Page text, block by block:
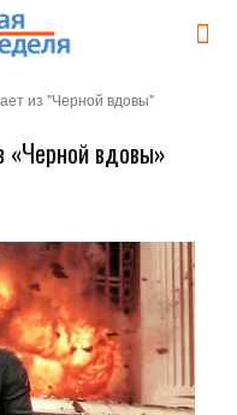
из "Черной вдовы"
«Черной вдовы»